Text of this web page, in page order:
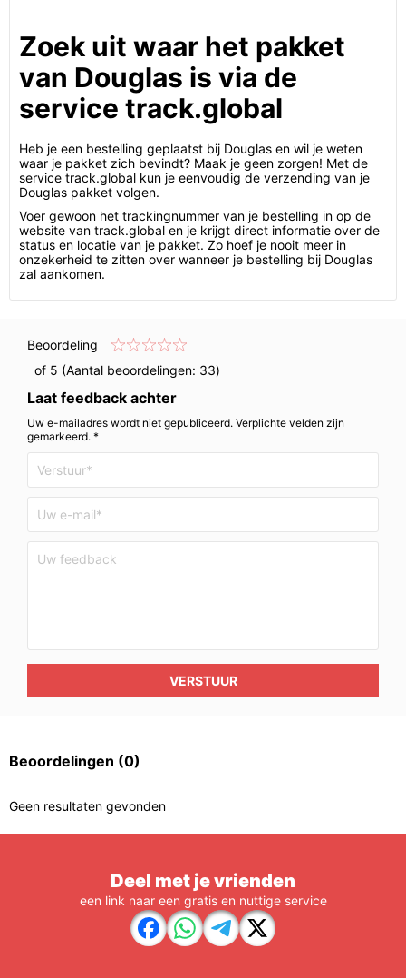
Zoek uit waar het pakket
van Douglas is via de
service track.global
Heb je een bestelling geplaatst bij Douglas en wil je weten
waar je pakket zich bevindt? Maak je geen zorgen! Met de
service track.global kun je eenvoudig de verzending van je
Douglas pakket volgen.
Voer gewoon het trackingnummer van je bestelling in op de
website van track.global en je krijgt direct informatie over de
status en locatie van je pakket. Zo hoef je nooit meer in
onzekerheid te zitten over wanneer je bestelling bij Douglas
zal aankomen.
Beoordeling
of 5 (Aantal beoordelingen: 33)
Laat feedback achter
Uw e-mailadres wordt niet gepubliceerd. Verplichte velden zijn
gemarkeerd. *
VERSTUUR
Beoordelingen (0)
Geen resultaten gevonden
Deel met je vrienden
een link naar een gratis en nuttige service